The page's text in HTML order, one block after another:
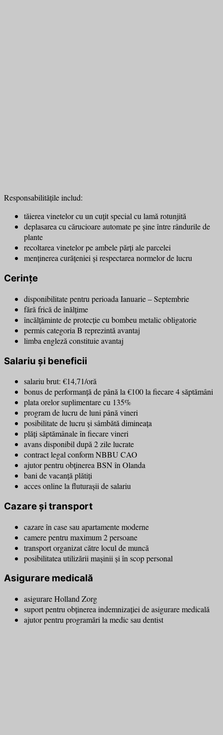
Responsabilitățile includ:
tăierea vinetelor cu un cuțit special cu lamă rotunjită
deplasarea cu cărucioare automate pe șine între rândurile de
plante
recoltarea vinetelor pe ambele părți ale parcelei
menținerea curățeniei și respectarea normelor de lucru
Cerințe
disponibilitate pentru perioada Ianuarie – Septembrie
fără frică de înălțime
încălțăminte de protecție cu bombeu metalic obligatorie
permis categoria B reprezintă avantaj
limba engleză constituie avantaj
Salariu și beneficii
salariu brut: €14,71/oră
bonus de performanță de până la €100 la fiecare 4 săptămâni
plata orelor suplimentare cu 135%
program de lucru de luni până vineri
posibilitate de lucru și sâmbătă dimineața
plăți săptămânale în fiecare vineri
avans disponibil după 2 zile lucrate
contract legal conform NBBU CAO
ajutor pentru obținerea BSN în Olanda
bani de vacanță plătiți
acces online la fluturașii de salariu
Cazare și transport
cazare în case sau apartamente moderne
camere pentru maximum 2 persoane
transport organizat către locul de muncă
posibilitatea utilizării mașinii și în scop personal
Asigurare medicală
asigurare Holland Zorg
suport pentru obținerea indemnizației de asigurare medicală
ajutor pentru programări la medic sau dentist